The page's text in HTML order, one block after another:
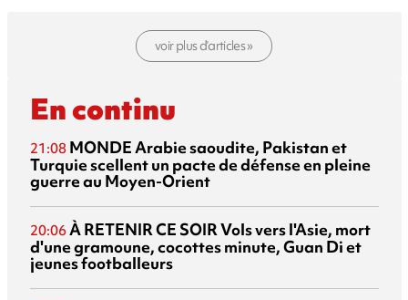
voir plus d’articles »
En continu
21:08 MONDEArabie saoudite, Pakistan et
Turquie scellent un pacte de défense en pleine
guerre au Moyen-Orient
20:06À RETENIR CE SOIRVols vers l'Asie, mort
d'une gramoune, cocottes minute, Guan Di et
jeunes footballeurs